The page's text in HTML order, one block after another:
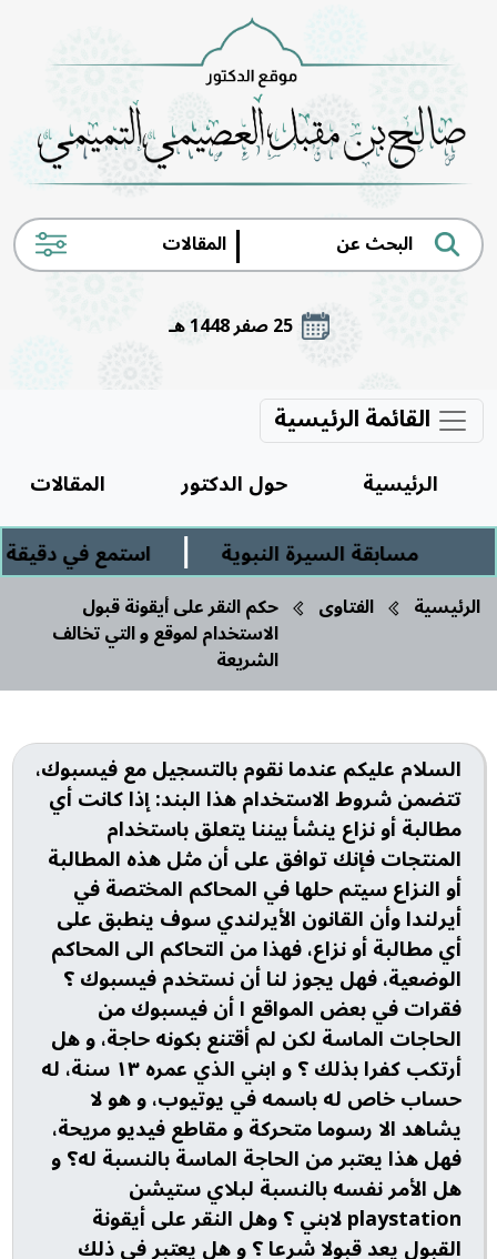
|
25 صفر 1448 هـ
القائمة الرئيسية
الرئيسية حول الدكتور
المقالات
مسابقة السيرة النبوية
| استمع في دقيقة
الرئيسية الفتاوى حكم النقر على أيقونة قبول
الاستخدام لموقع و التي تخالف
الشريعة
السلام عليكم عندما نقوم بالتسجيل مع فيسبوك،
تتضمن شروط الاستخدام هذا البند: إذا كانت أي
مطالبة أو نزاع ينشأ بيننا يتعلق باستخدام
المنتجات فإنك توافق على أن مثل هذه المطالبة
أو النزاع سيتم حلها في المحاكم المختصة في
أيرلندا وأن القانون الأيرلندي سوف ينطبق على
أي مطالبة أو نزاع، فهذا من التحاكم الى المحاكم
الوضعية، فهل يجوز لنا أن نستخدم فيسبوك ؟
فقرات في بعض المواقع ا أن فيسبوك من
الحاجات الماسة لكن لم أقتنع بكونه حاجة، و هل
أرتكب كفرا بذلك ؟ و ابني الذي عمره ١٣ سنة، له
حساب خاص له باسمه في يوتيوب، و هو لا
يشاهد الا رسوما متحركة و مقاطع فيديو مريحة،
فهل هذا يعتبر من الحاجة الماسة بالنسبة له؟ و
هل الأمر نفسه بالنسبة لبلاي ستيشن
playstation لابني ؟ وهل النقر على أيقونة
القبول يعد قبولا شرعا ؟ و هل يعتبر في ذلك